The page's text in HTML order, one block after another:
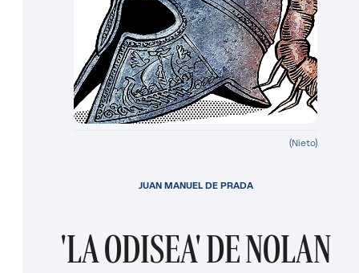
(Nieto)
'LA ODISEA' DE NOLAN
JUAN MANUEL DE PRADA